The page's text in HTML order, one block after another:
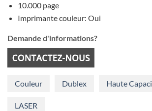
10.000 page
Imprimante couleur: Oui
Demande d'informations?
Couleur Dublex Haute
LASER